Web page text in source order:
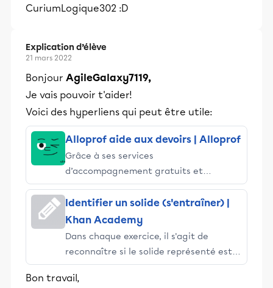
éducative.
CuriumLogique302 :D
Explication d’élève
21 mars 2022
Bonjour AgileGalaxy7119,
Je vais pouvoir t'aider!
Voici des hyperliens qui peut être utile:
Alloprof aide aux devoirs | Alloprof
Grâce à ses services
d’accompagnement gratuits et
stimulants, Alloprof engage les élèves
et leurs parents dans la réussite
éducative.
Identifier un solide (s'entraîner) |
Khan Academy
Dans chaque exercice, il s'agit de
reconnaître si le solide représenté est
un pavé droit, un prisme, un cylindre, un
cône ou une sphère.
Bon travail,